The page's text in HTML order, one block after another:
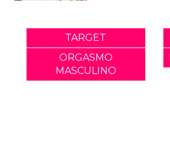
TARGET
ORGASMO
MASCULINO